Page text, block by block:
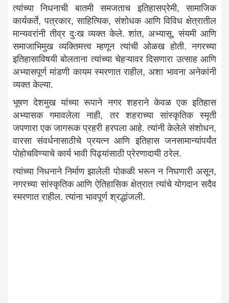
त्यांच्या निधनाची बातमी समजताच इतिहासप्रेमी, सामाजिक
कार्यकर्ते, पत्रकार, साहित्यिक, संशोधक आणि विविध क्षेत्रातील
मान्यवरांनी तीव्र दुःख व्यक्त केले. शांत, अभ्यासू, संयमी आणि
समाजाभिमुख व्यक्तिमत्त्व म्हणून त्यांची ओळख होती. नगरच्या
इतिहासाविषयी बोलताना त्यांच्या चेहऱ्यावर दिसणारा उत्साह आणि
अभ्यासपूर्ण मांडणी कायम स्मरणात राहील, अशा भावना अनेकांनी
व्यक्त केल्या.
भूषण देशमुख यांच्या रूपाने नगर शहराने केवळ एक इतिहास
अभ्यासक गमावलेला नाही, तर शहराच्या सांस्कृतिक स्मृती
जपणारा एक जागरूक प्रहरी हरपला आहे. त्यांनी केलेले संशोधन,
वारसा संवर्धनासाठीचे प्रयत्न आणि इतिहास जनसामान्यांपर्यंत
पोहोचविण्याचे कार्य भावी पिढ्यांसाठी प्रेरणादायी ठरेल.
त्यांच्या निधनाने निर्माण झालेली पोकळी भरून न निघणारी असून,
नगरच्या सांस्कृतिक आणि ऐतिहासिक क्षेत्रात त्यांचे योगदान सदैव
स्मरणात राहील. त्यांना भावपूर्ण श्रद्धांजली.